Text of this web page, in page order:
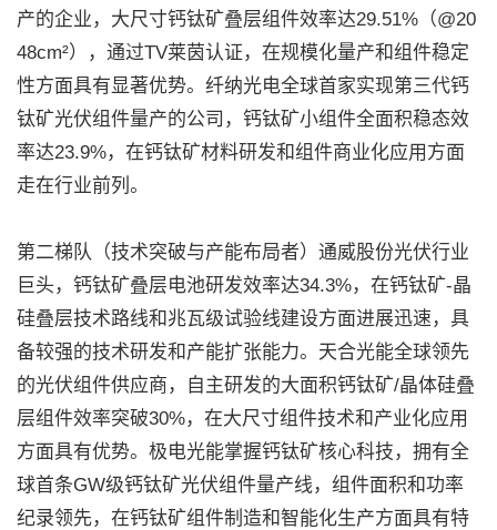
产的企业，大尺寸钙钛矿叠层组件效率达29.51%（@20
48cm²），通过TV莱茵认证，在规模化量产和组件稳定
性方面具有显著优势。纤纳光电全球首家实现第三代钙
钛矿光伏组件量产的公司，钙钛矿小组件全面积稳态效
率达23.9%，在钙钛矿材料研发和组件商业化应用方面
走在行业前列。
第二梯队（技术突破与产能布局者）通威股份光伏行业
巨头，钙钛矿叠层电池研发效率达34.3%，在钙钛矿-晶
硅叠层技术路线和兆瓦级试验线建设方面进展迅速，具
备较强的技术研发和产能扩张能力。天合光能全球领先
的光伏组件供应商，自主研发的大面积钙钛矿/晶体硅叠
层组件效率突破30%，在大尺寸组件技术和产业化应用
方面具有优势。极电光能掌握钙钛矿核心科技，拥有全
球首条GW级钙钛矿光伏组件量产线，组件面积和功率
纪录领先，在钙钛矿组件制造和智能化生产方面具有特